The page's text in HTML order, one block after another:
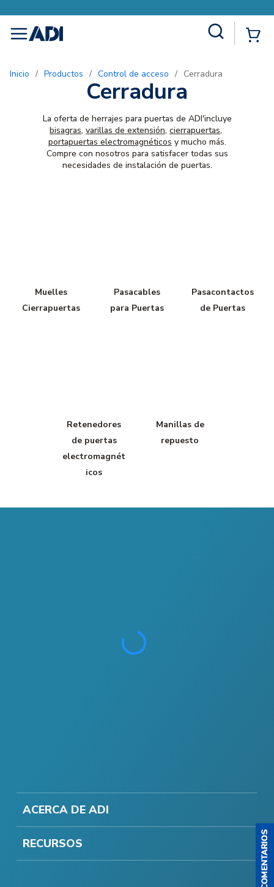
menu
Inicio / Productos / Control de acceso / Cerradura
Cerradura
La oferta de herrajes para puertas de ADI'incluye
bisagras, varillas de extensión, cierrapuertas,
portapuertas electromagnéticos y mucho más.
Compre con nosotros para satisfacer todas sus
necesidades de instalación de puertas.
Muelles
Cierrapuertas
Pasacables
para Puertas
Pasacontactos
de Puertas
Retenedores
de puertas
electromagnét
icos
Manillas de
repuesto
ACERCA DE ADI
RECURSOS